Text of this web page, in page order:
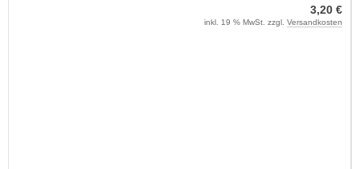
3,20 €
inkl. 19 % MwSt. zzgl. Versandkosten